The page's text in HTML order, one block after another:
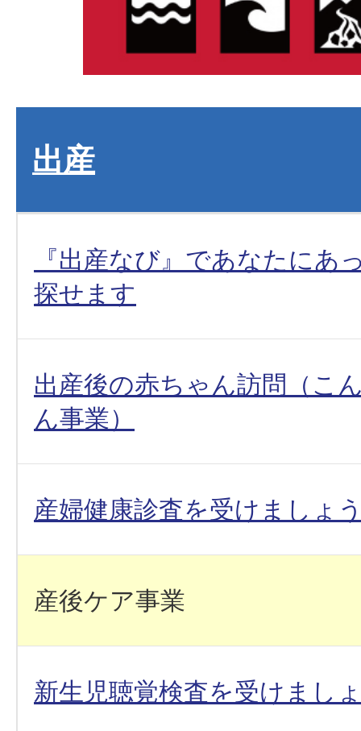
出産
『出産なび』であなたにあ
探せます
出産後の赤ちゃん訪問（こ
ん事業）
産婦健康診査を受けましょ
産後ケア事業
新生児聴覚検査を受けまし